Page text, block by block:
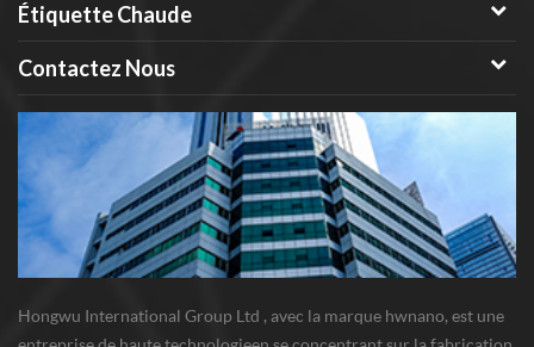
Étiquette Chaude
Contactez Nous
Hongwu International Group Ltd , avec la marque hwnano, est une